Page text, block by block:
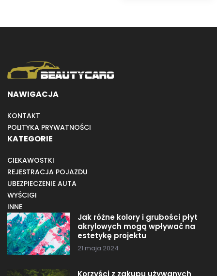
NAWIGACJA
KONTAKT
POLITYKA PRYWATNOŚCI
KATEGORIE
CIEKAWOSTKI
REJESTRACJA POJAZDU
UBEZPIECZENIE AUTA
WYŚCIGI
INNE
Jak różne kolory i grubości płyt
akrylowych mogą wpływać na
estetykę projektu
21 maja 2024